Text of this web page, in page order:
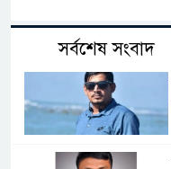
সর্বশেষ সংবাদ